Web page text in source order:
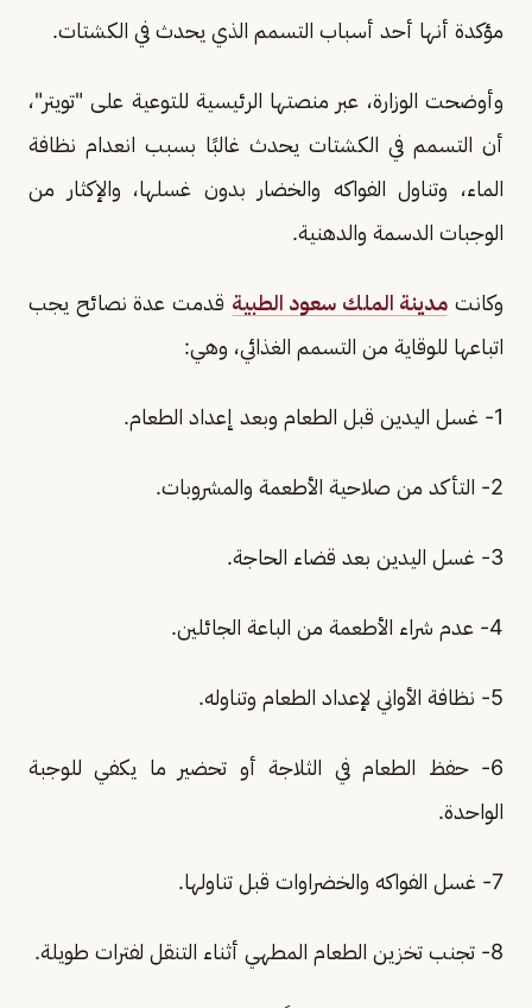
مؤكدة أنها أحد أسباب التسمم الذي يحدث في الكشتات.
وأوضحت الوزارة، عبر منصتها الرئيسية للتوعية على "تويتر"،
أن التسمم في الكشتات يحدث غالبًا بسبب انعدام نظافة
الماء، وتناول الفواكه والخضار بدون غسلها، والإكثار من
الوجبات الدسمة والدهنية.
وكانت مدينة الملك سعود الطبية قدمت عدة نصائح يجب
اتباعها للوقاية من التسمم الغذائي، وهي:
1- غسل اليدين قبل الطعام وبعد إعداد الطعام.
2- التأكد من صلاحية الأطعمة والمشروبات.
3- غسل اليدين بعد قضاء الحاجة.
4- عدم شراء الأطعمة من الباعة الجائلين.
5- نظافة الأواني لإعداد الطعام وتناوله.
6- حفظ الطعام في الثلاجة أو تحضير ما يكفي للوجبة
الواحدة.
7- غسل الفواكه والخضراوات قبل تناولها.
8- تجنب تخزين الطعام المطهي أثناء التنقل لفترات طويلة.